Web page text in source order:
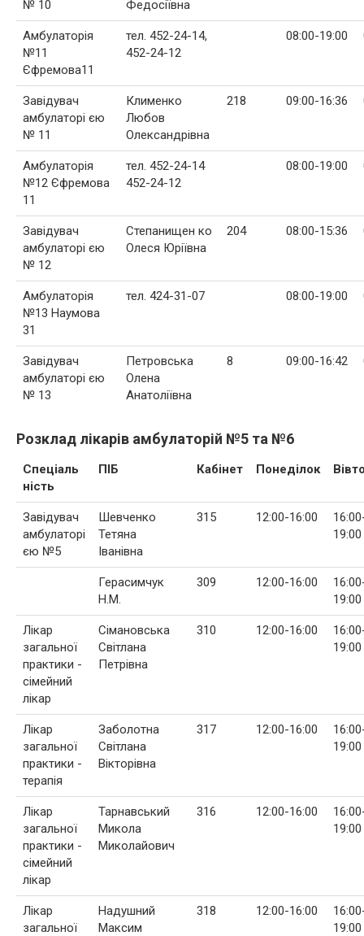
№ 10 Федосіївна
Амбулаторія
№11
Єфремова11
тел. 452-24-14,
452-24-12
08:00-19:00
Завідувач
амбулаторі єю
№ 11
Клименко
Любов
Олександрівна
218 09:00-16:36
Амбулаторія
№12 Єфремова
11
тел. 452-24-14
452-24-12
08:00-19:00
Завідувач
амбулаторі єю
№ 12
Степанищен ко
Олеся Юріївна
204 08:00-15:36
Амбулаторія
№13 Наумова
31
тел. 424-31-07 08:00-19:00
Завідувач
амбулаторі єю
№ 13
Петровська
Олена
Анатоліївна
8 09:00-16:42
Розклад лікарів амбулаторій №5 та №6
Спеціаль
ність
ПІБ Кабінет Понеділок
Завідувач
амбулаторі
єю №5
Шевченко
Тетяна
Іванівна
315 12:00-16:00
19:00
Герасимчук
Н.М.
309 12:00-16:00
19:00
Лікар
загальної
практики -
сімейний
лікар
Сімановська
Світлана
Петрівна
310 12:00-16:00
19:00
Лікар
загальної
практики -
терапія
Заболотна
Світлана
Вікторівна
317 12:00-16:00
19:00
Лікар
загальної
практики -
сімейний
лікар
Тарнавський
Микола
Миколайович
316 12:00-16:00
19:00
Лікар
загальної
Надушний
Максим
318 12:00-16:00
19:00